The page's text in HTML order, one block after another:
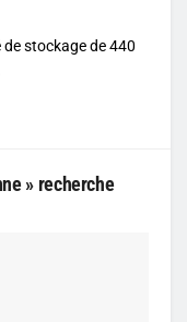
stockage de 440
» recherche